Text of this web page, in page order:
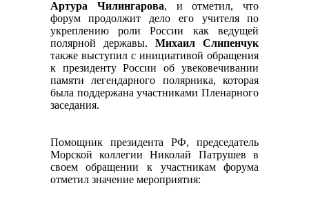
Артура Чилингарова, и отметил, что
форум продолжит дело его учителя по
укреплению роли России как ведущей
полярной державы.Михаил Слипенчук
также выступил с инициативой обращения
к президенту России об увековечивании
памяти легендарного полярника, которая
была поддержана участниками Пленарного
заседания.
Помощник президента РФ, председатель
Морской коллегии Николай Патрушев в
своем обращении к участникам форума
отметил значение мероприятия: